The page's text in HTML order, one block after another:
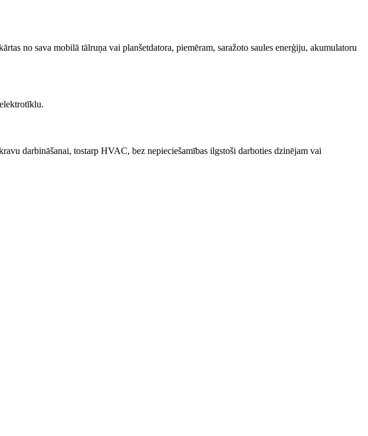
no sava mobilā tālruņa vai planšetdatora, piemēram, saražoto saules enerģiju, akumulatoru
darbināšanai, tostarp HVAC, bez nepieciešamības ilgstoši darboties dzinējam vai